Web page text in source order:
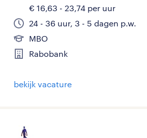
€ 16,63 - 23,74 per uur
24 - 36 uur, 3 - 5 dagen p.w.
MBO
Rabobank
bekijk vacature